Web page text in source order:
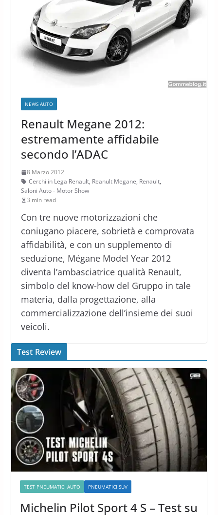
NEWS AUTO
Renault Megane 2012:
estremamente affidabile
secondo l’ADAC
8 Marzo 2012
Cerchi in Lega Renault, Reanult Megane, Renault,
Saloni Auto - Motor Show
3 min read
Con tre nuove motorizzazioni che
coniugano piacere, sobrietà e comprovata
affidabilità, e con un supplemento di
seduzione, Mégane Model Year 2012
diventa l’ambasciatrice qualità Renault,
simbolo del know-how del Gruppo in tale
materia, dalla progettazione, alla
commercializzazione dell’insieme dei suoi
veicoli.
Test Review
TEST PNEUMATICI AUTO PNEUMATICI SUV
Michelin Pilot Sport 4 S – Test su